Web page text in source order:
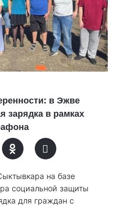
в Эжве
зарядка в рамках
на базе
социальной защиты
для граждан с